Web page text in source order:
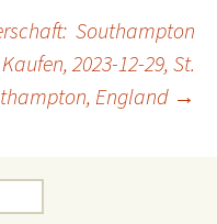
Southampton
2023-12-29, St.
England →